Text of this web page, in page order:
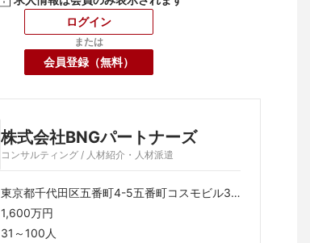
ログイン
または
会員登録（無料）
株式会社BNGパートナーズ
コンサルティング / 人材紹介・人材派遣
東京都千代田区五番町4-5五番町コスモビル3
階
1,600万円
31～100人